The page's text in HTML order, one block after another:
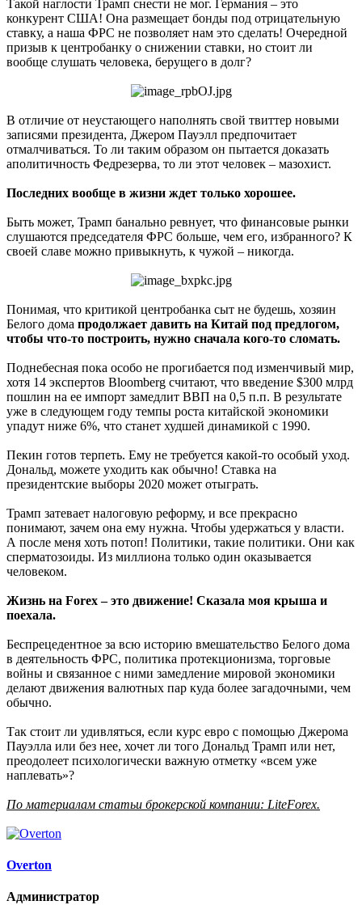
Такой наглости Трамп снести не мог. Германия – это
конкурент США! Она размещает бонды под отрицательную
ставку, а наша ФРС не позволяет нам это сделать! Очередной
призыв к центробанку о снижении ставки, но стоит ли
вообще слушать человека, берущего в долг?
В отличие от неустающего наполнять свой твиттер новыми
записями президента, Джером Пауэлл предпочитает
отмалчиваться. То ли таким образом он пытается доказать
аполитичность Федрезерва, то ли этот человек – мазохист.
Последних вообще в жизни ждет только хорошее.
Быть может, Трамп банально ревнует, что финансовые рынки
слушаются председателя ФРС больше, чем его, избранного? К
своей славе можно привыкнуть, к чужой – никогда.
Понимая, что критикой центробанка сыт не будешь, хозяин
Белого дома продолжает давить на Китай под предлогом,
чтобы что-то построить, нужно сначала кого-то сломать.
Поднебесная пока особо не прогибается под изменчивый мир,
хотя 14 экспертов Bloomberg считают, что введение $300 млрд
пошлин на ее импорт замедлит ВВП на 0,5 п.п. В результате
уже в следующем году темпы роста китайской экономики
упадут ниже 6%, что станет худшей динамикой с 1990.
Пекин готов терпеть. Ему не требуется какой-то особый уход.
Дональд, можете уходить как обычно! Ставка на
президентские выборы 2020 может отыграть.
Трамп затевает налоговую реформу, и все прекрасно
понимают, зачем она ему нужна. Чтобы удержаться у власти.
А после меня хоть потоп! Политики, такие политики. Они как
сперматозоиды. Из миллиона только один оказывается
человеком.
Жизнь на Forex – это движение! Сказала моя крыша и
поехала.
Беспрецедентное за всю историю вмешательство Белого дома
в деятельность ФРС, политика протекционизма, торговые
войны и связанное с ними замедление мировой экономики
делают движения валютных пар куда более загадочными, чем
обычно.
Так стоит ли удивляться, если курс евро с помощью Джерома
Пауэлла или без нее, хочет ли того Дональд Трамп или нет,
преодолеет психологически важную отметку «всем уже
наплевать»?
По материалам статьи брокерской компании: LiteForex.
Overton
Администратор